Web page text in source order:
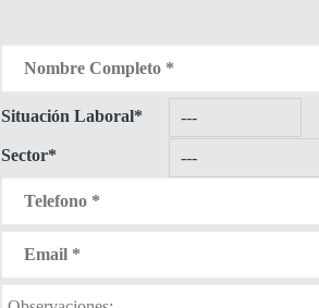
Situación Laboral*
Sector*